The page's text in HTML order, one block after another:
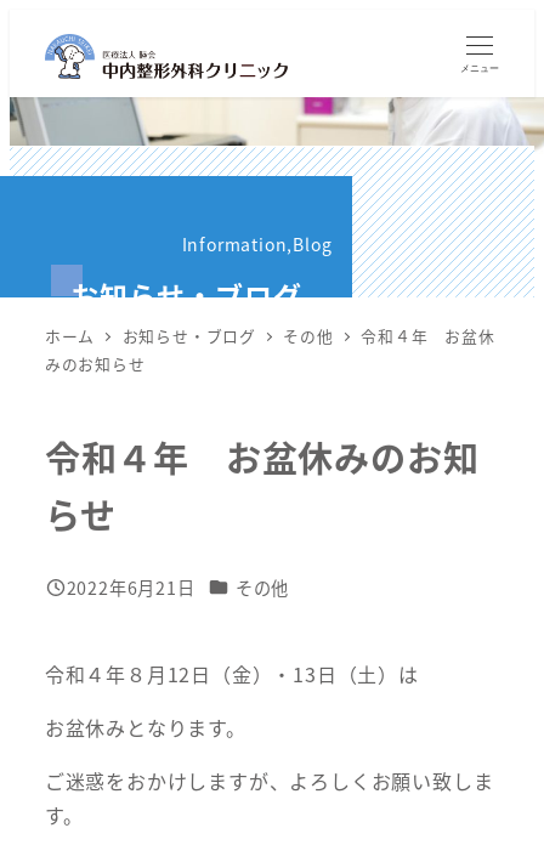
ン
コ
ン
へ
メニュー
Information,Blog
お知らせ・ブログ
ホーム お知らせ・ブログ その他
令和４年 お盆休
みのお知らせ
令和４年 お盆休みのお知
らせ
投稿日
2022年6月21日 カテゴリー
その他
令和４年８月12日（金）・13日（土）は
お盆休みとなります。
ご迷惑をおかけしますが、よろしくお願い致しま
す。